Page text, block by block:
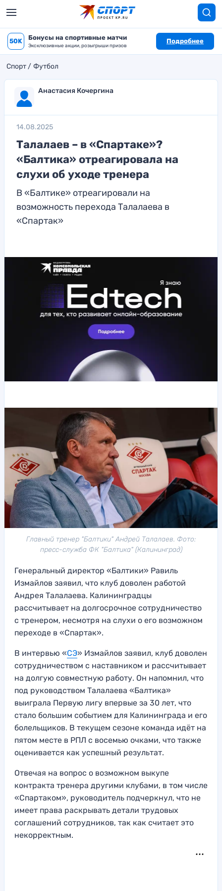
50K Бонусы на спортивные матчи
Эксклюзивные акции, розыгрыши призов
Подробнее
Спорт Футбол
Анастасия Кочергина
14.08.2025
Талалаев – в «Спартаке»?
«Балтика» отреагировала на
слухи об уходе тренера
В «Балтике» отреагировали на
возможность перехода Талалаева в
«Спартак»
Главный тренер "Балтики" Андрей Талалаев. Фото:
пресс-служба ФК "Балтика" (Калининград)
Генеральный директор «Балтики» Равиль
Измайлов заявил, что клуб доволен работой
Андрея Талалаева. Калининградцы
рассчитывает на долгосрочное сотрудничество
с тренером, несмотря на слухи о его возможном
переходе в «Спартак».
В интервью «СЭ» Измайлов заявил, клуб доволен
сотрудничеством с наставником и рассчитывает
на долгую совместную работу. Он напомнил, что
под руководством Талалаева «Балтика»
выиграла Первую лигу впервые за 30 лет, что
стало большим событием для Калининграда и его
болельщиков. В текущем сезоне команда идёт на
пятом месте в РПЛ с восемью очками, что также
оценивается как успешный результат.
Отвечая на вопрос о возможном выкупе
контракта тренера другими клубами, в том числе
«Спартаком», руководитель подчеркнул, что не
имеет права раскрывать детали трудовых
соглашений сотрудников, так как считает это
некорректным.